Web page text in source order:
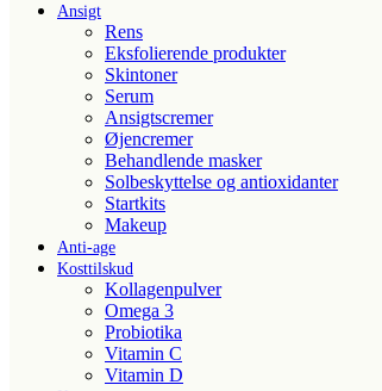
Ansigt
Rens
Eksfolierende produkter
Skintoner
Serum
Ansigtscremer
Øjencremer
Behandlende masker
Solbeskyttelse og antioxidanter
Startkits
Makeup
Anti-age
Kosttilskud
Kollagenpulver
Omega 3
Probiotika
Vitamin C
Vitamin D